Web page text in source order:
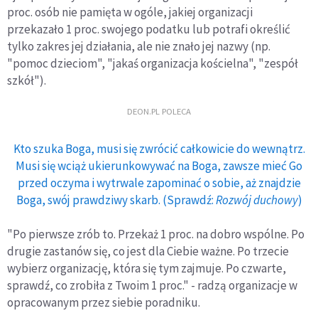
proc. osób nie pamięta w ogóle, jakiej organizacji
przekazało 1 proc. swojego podatku lub potrafi określić
tylko zakres jej działania, ale nie znało jej nazwy (np.
"pomoc dzieciom", "jakaś organizacja kościelna", "zespół
szkół").
DEON.PL POLECA
Kto szuka Boga, musi się zwrócić całkowicie do wewnątrz.
Musi się wciąż ukierunkowywać na Boga, zawsze mieć Go
przed oczyma i wytrwale zapominać o sobie, aż znajdzie
Boga, swój prawdziwy skarb. (Sprawdź:Rozwój duchowy)
"Po pierwsze zrób to. Przekaż 1 proc. na dobro wspólne. Po
drugie zastanów się, co jest dla Ciebie ważne. Po trzecie
wybierz organizację, która się tym zajmuje. Po czwarte,
sprawdź, co zrobiła z Twoim 1 proc." - radzą organizacje w
opracowanym przez siebie poradniku.